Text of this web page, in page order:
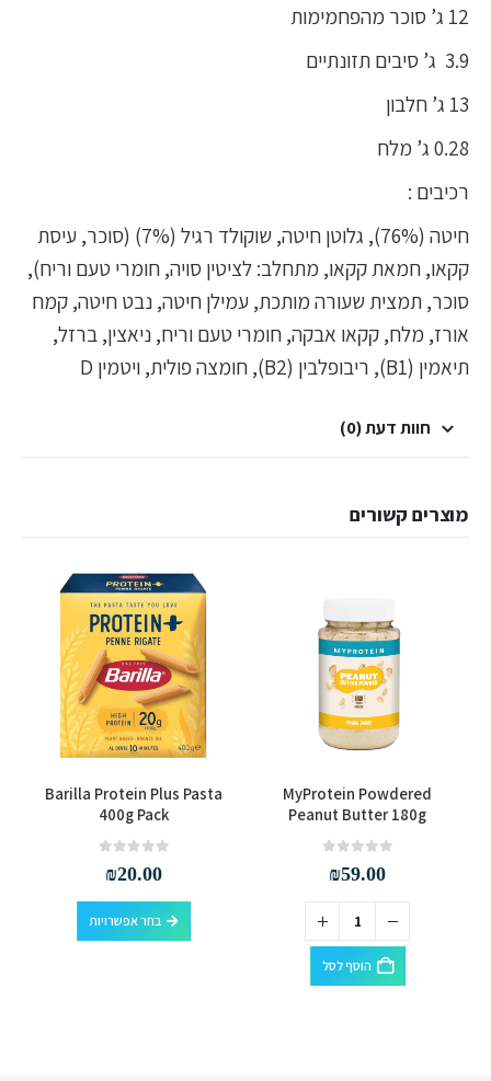
12 ג’ סוכר מהפחמימות
3.9 ג’ סיבים תזונתיים
13 ג’ חלבון
0.28 ג’ מלח
רכיבים :
חיטה (76%), גלוטן חיטה, שוקולד רגיל (7%) (סוכר, עיסת
קקאו, חמאת קקאו, מתחלב: לציטין סויה, חומרי טעם וריח),
סוכר, תמצית שעורה מותכת, עמילן חיטה, נבט חיטה, קמח
אורז, מלח, קקאו אבקה, חומרי טעם וריח, ניאצין, ברזל,
תיאמין (B1), ריבופלבין (B2), חומצה פולית, ויטמין D
חוות דעת (0)
מוצרים קשורים
MyProtein Powdered
Peanut Butter 180g
₪59.00
הוסף לסל
למוצר זה יש מספר סוגים. ניתן לבחור את האפשרויות בעמוד המוצר
Barilla Protein Plus Pasta
400g Pack
₪20.00
בחר אפשרויות
למוצר זה יש מספר סוגים. ניתן לבחור את האפשרויות בעמוד המוצר